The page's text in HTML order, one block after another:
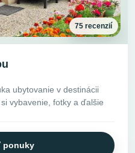
75 recenzií
ubytovanie v destinácii
vybavenie, fotky a ďalšie
ponuky